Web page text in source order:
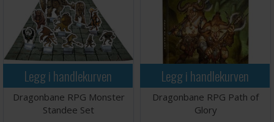
Legg i handlekurven
Dragonbane RPG Monster
Standee Set
Legg i handlekurven
Dragonbane RPG Path of
Glory